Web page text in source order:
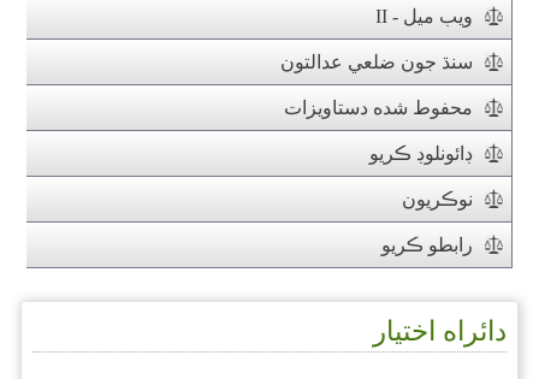
ويب ميل - II
سنڌ جون ضلعي عدالتون
محفوط شده دستاويزات
ڊائونلوڊ ڪريو
نوڪريون
رابطو ڪريو
دائراه اختيار